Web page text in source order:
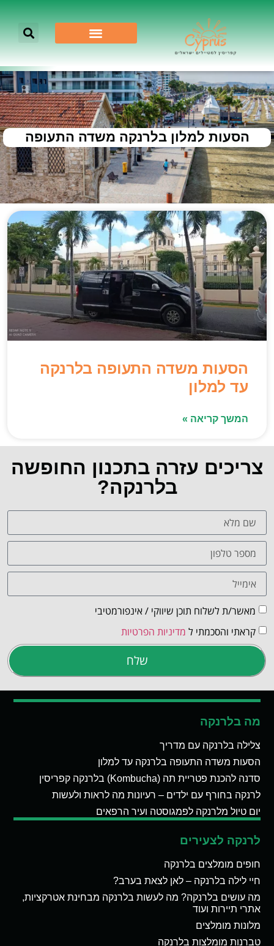
הסעות למלון בלרנקה משדה התעופה
הסעות משדה התעופה בלרנקה
עד למלון
המשך קריאה »
צריכים עזרה בתכנון החופשה
בלרנקה?
מאשר/ת לשלוח תוכן שיווקי / אינפורמטיבי
קראתי והסכמתי ל מדיניות הפרטיות
שלח
מה בלרנקה
צלילה בלרנקה עם מדריך
הסעות משדה התעופה בלרנקה עד למלון
סדנה להכנת פטריית תה (Kombucha) בלרנקה קפריסין
לרנקה בחורף עם ילדים – רעיונות מה לראות ולעשות
יום טיול מלרנקה לפמגוסטה ועיר הרפאים
לרנקה לצעירים
חופים מומלצים בלרנקה
חיי לילה בלרנקה – לאן לצאת בערב?
מה עושים בלרנקה? מה לעשות בלרנקה מבחינת אטרקציות,
אתרי תיירות ועוד
מלונות מומלצים
טברנות מומלצות בלרנקה